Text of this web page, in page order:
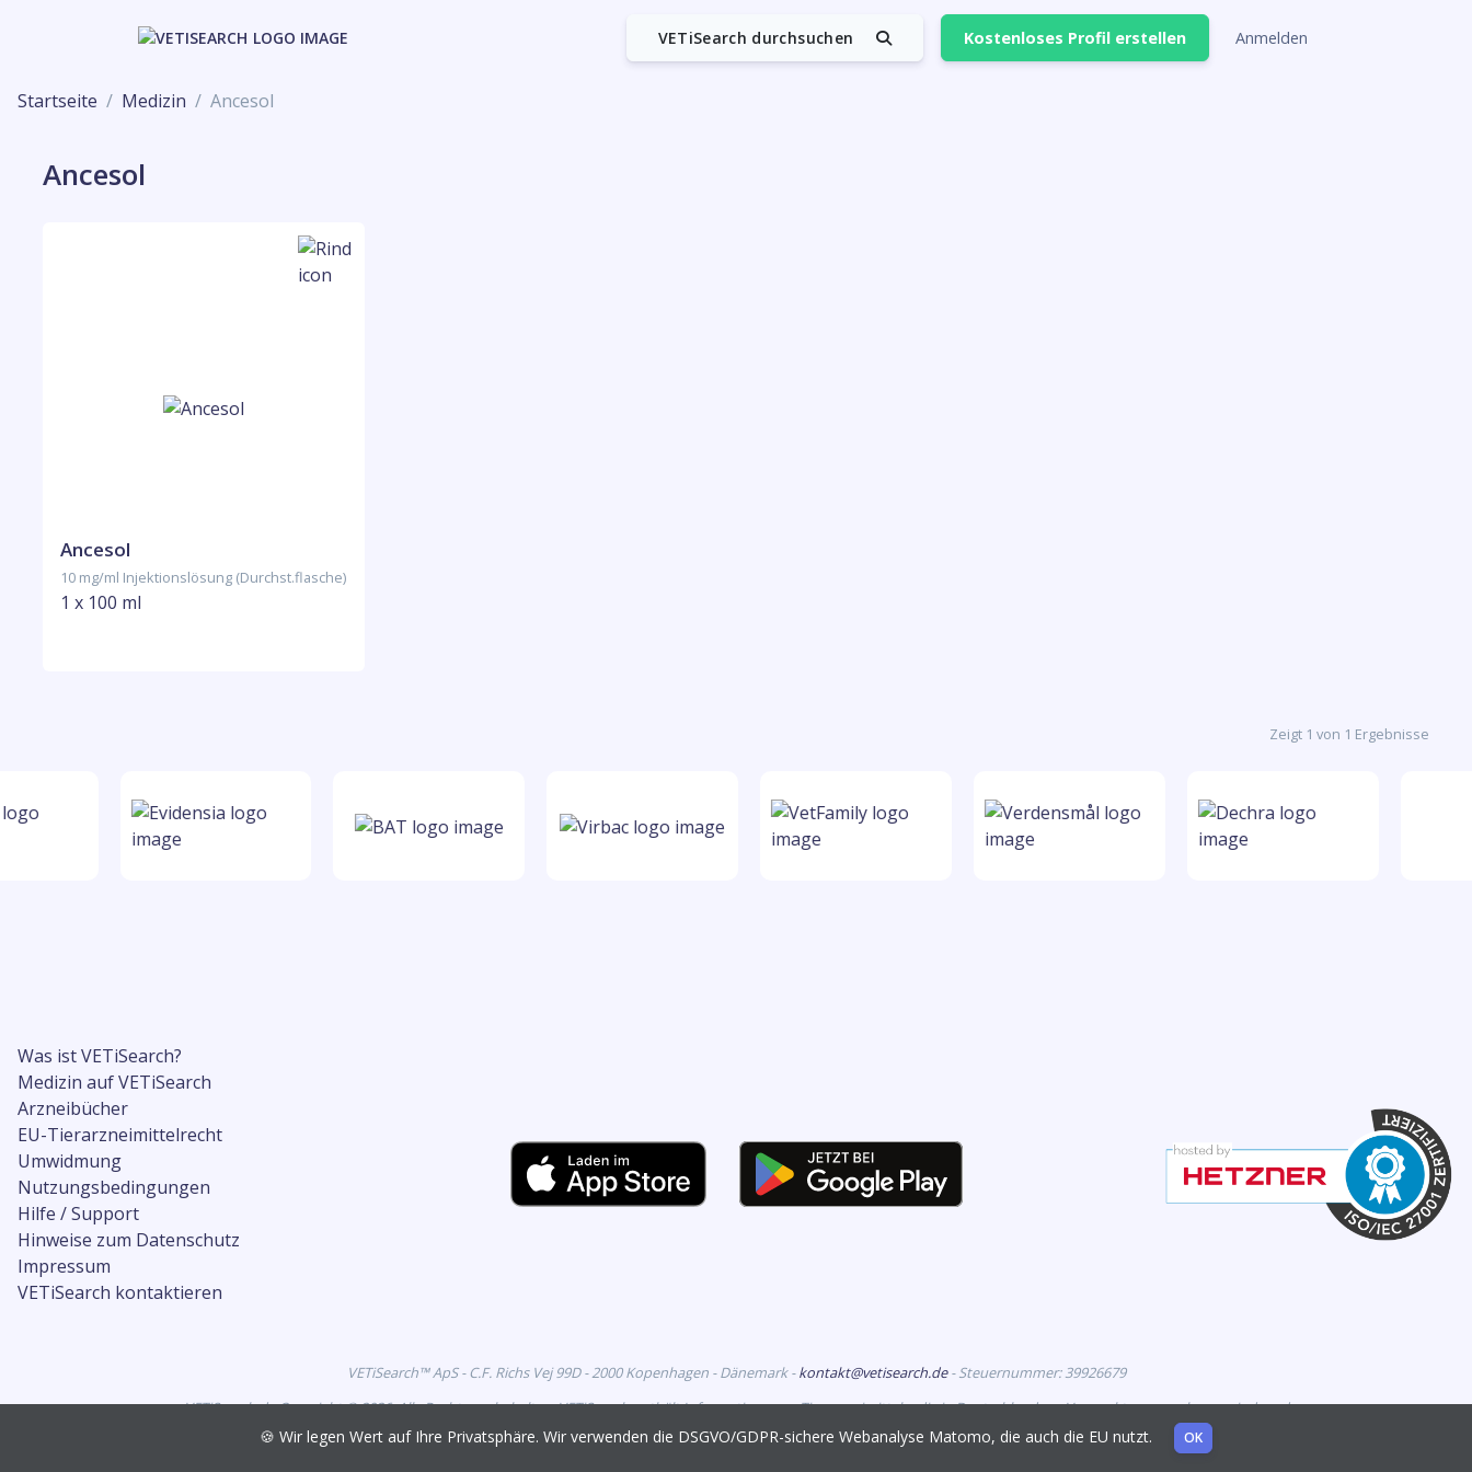
VETiSearch durchsuchen Kostenloses Profil erstellen Anmelden
Startseite Medizin Ancesol
Ancesol
Ancesol
10 mg/ml Injektionslösung (Durchst.flasche)
1 x 100 ml
Zeigt 1 von 1 Ergebnisse
Was ist VETiSearch?
Medizin auf VETiSearch
Arzneibücher
EU-Tierarzneimittelrecht
Umwidmung
Nutzungsbedingungen
Hilfe / Support
Hinweise zum Datenschutz
Impressum
VETiSearch kontaktieren
VETiSearch™ ApS - C.F. Richs Vej 99D - 2000 Kopenhagen - Dänemark -kontakt@vetisearch.de- Steuernummer: 39926679
VETiSearch.de Copyright © 2026. Alle Rechte vorbehalten. VETiSearch enthält Informationen zu Tierarzneimitteln, die in Deutschland zur Vermarktung zugelassen sind, und
richtet sich an tiermedizinische Fachkreise.
🍪 Wir legen Wert auf Ihre Privatsphäre. Wir verwenden die DSGVO/GDPR-sichere Webanalyse Matomo, die auch die EU nutzt. OK